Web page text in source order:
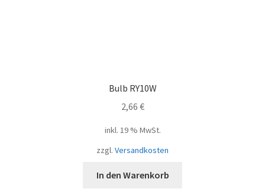
Bulb RY10W
2,66 €
inkl. 19 % MwSt.
zzgl. Versandkosten
In den Warenkorb